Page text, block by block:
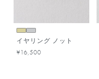
イヤリング ノット
¥16,500